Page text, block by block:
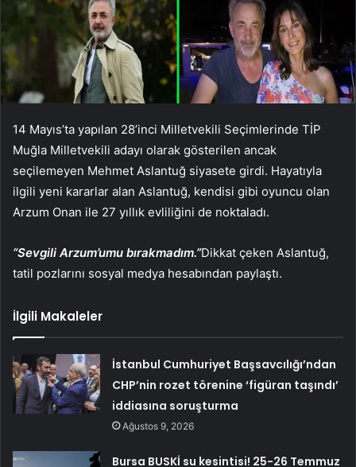
14 Mayıs’ta yapılan 28’inci Milletvekili Seçimlerinde TİP
Muğla Milletvekili adayı olarak gösterilen ancak
seçilemeyen Mehmet Aslantuğ siyasete girdi. Hayatıyla
ilgili yeni kararlar alan Aslantuğ, kendisi gibi oyuncu olan
Arzum Onan ile 27 yıllık evliliğini de noktaladı.
“Sevgili Arzum’umu bırakmadım.”Dikkat çeken Aslantuğ,
tatil pozlarını sosyal medya hesabından paylaştı.
İlgili Makaleler
İstanbul Cumhuriyet Başsavcılığı’ndan
CHP’nin rozet törenine ‘figüran taşındı’
iddiasına soruşturma
Ağustos 9, 2026
Bursa BUSKİ su kesintisi! 25-26 Temmuz